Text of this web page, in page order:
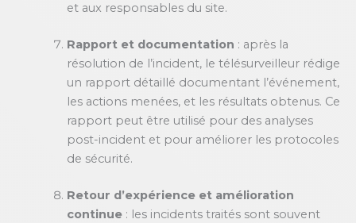
et aux responsables du site.
Rapport et documentation : après la
résolution de l’incident, le télésurveilleur rédige
un rapport détaillé documentant l’événement,
les actions menées, et les résultats obtenus. Ce
rapport peut être utilisé pour des analyses
post-incident et pour améliorer les protocoles
de sécurité.
Retour d’expérience et amélioration
continue: les incidents traités sont souvent